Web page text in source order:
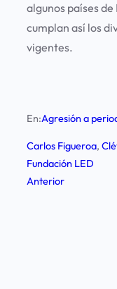
algunos países
cumplan así los
vigentes.
En:Agresión a
Carlos Figueroa,
Fundación LED
Anterior